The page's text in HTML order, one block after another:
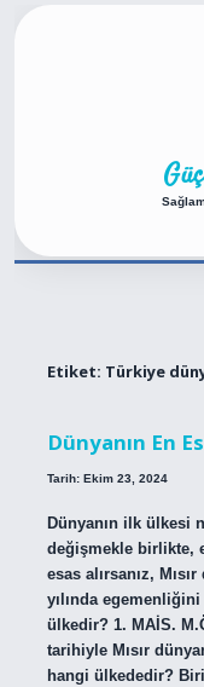
Etiket: Türkiye
Dünyanın En
Tarih: Ekim 23, 2024
Dünyanın ilk ülkesi
değişmekle birlikte,
esas alırsanız,
yılında
ülkedir? 1. MAİS.
tarihiyle Mısır
hangi ülkededir?